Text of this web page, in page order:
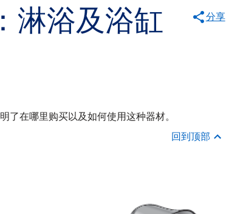
淋浴及浴缸
分享
了在哪里购买以及如何使用这种器材。
回到顶部